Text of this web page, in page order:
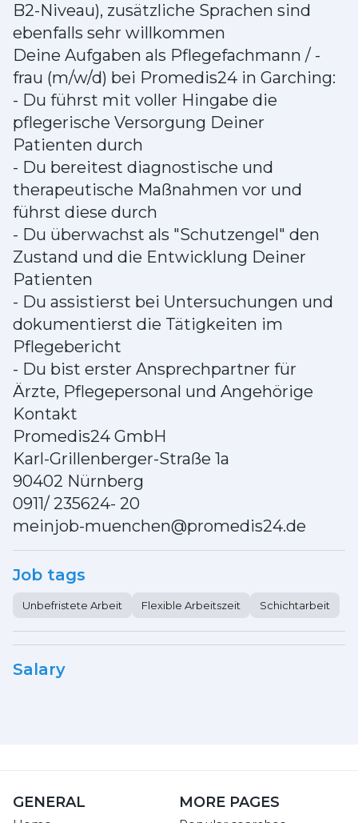
B2-Niveau), zusätzliche Sprachen sind
ebenfalls sehr willkommen
Deine Aufgaben als Pflegefachmann / -
frau (m/w/d) bei Promedis24 in Garching:
- Du führst mit voller Hingabe die
pflegerische Versorgung Deiner
Patienten durch
- Du bereitest diagnostische und
therapeutische Maßnahmen vor und
führst diese durch
- Du überwachst als "Schutzengel" den
Zustand und die Entwicklung Deiner
Patienten
- Du assistierst bei Untersuchungen und
dokumentierst die Tätigkeiten im
Pflegebericht
- Du bist erster Ansprechpartner für
Ärzte, Pflegepersonal und Angehörige
Kontakt
Promedis24 GmbH
Karl-Grillenberger-Straße 1a
90402 Nürnberg
0911/ 235624- 20
meinjob-muenchen@promedis24.de
Job tags
Unbefristete Arbeit Flexible Arbeitszeit Schichtarbeit
Salary
GENERAL MORE PAGES